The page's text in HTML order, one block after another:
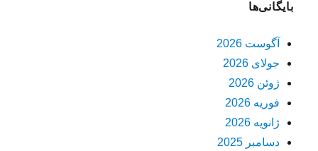
بایگانی‌ها
آگوست 2026
جولای 2026
ژوئن 2026
فوریه 2026
ژانویه 2026
دسامبر 2025